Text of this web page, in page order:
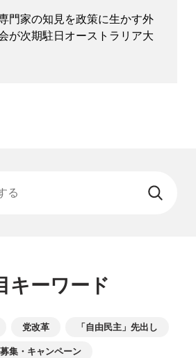
門家の知見を政策に生かす外
が次期駐日オーストラリア大
キーワード
党改革 「自由民主」先出し
募集・キャンペーン